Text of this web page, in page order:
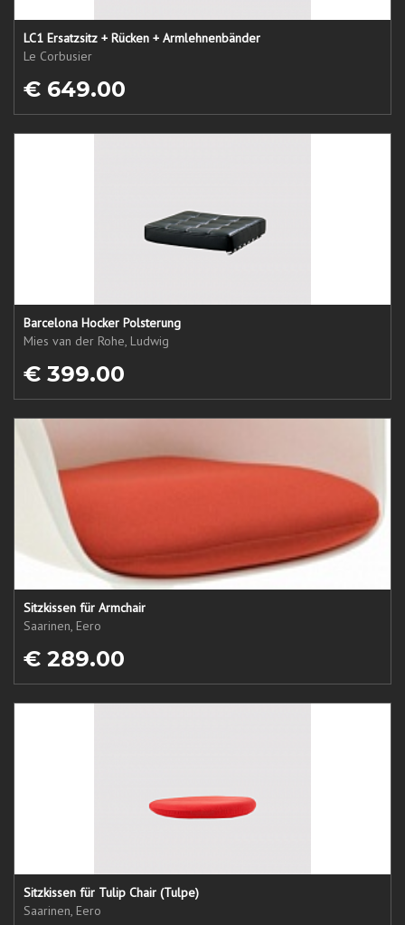
LC1 Ersatzsitz + Rücken + Armlehnenbänder
Le Corbusier
€ 649.00
Barcelona Hocker Polsterung
Mies van der Rohe, Ludwig
€ 399.00
Sitzkissen für Armchair
Saarinen, Eero
€ 289.00
Sitzkissen für Tulip Chair (Tulpe)
Saarinen, Eero